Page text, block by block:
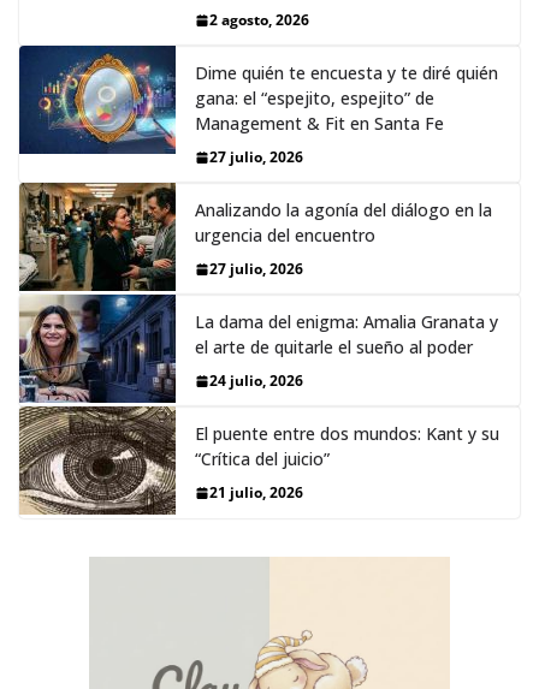
2 agosto, 2026
Dime quién te encuesta y te diré quién
gana: el “espejito, espejito” de
Management & Fit en Santa Fe
27 julio, 2026
Analizando la agonía del diálogo en la
urgencia del encuentro
27 julio, 2026
La dama del enigma: Amalia Granata y
el arte de quitarle el sueño al poder
24 julio, 2026
El puente entre dos mundos: Kant y su
“Crítica del juicio”
21 julio, 2026